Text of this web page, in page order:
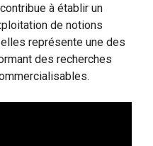
à établir un
de notions
représente une des
des recherches